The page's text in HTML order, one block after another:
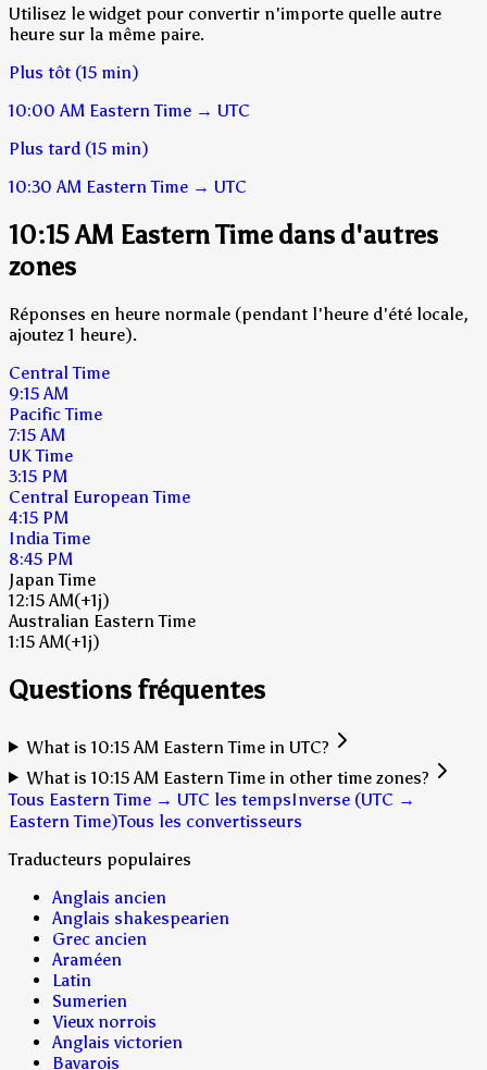
Utilisez le widget pour convertir n'importe quelle autre
heure sur la même paire.
Plus tôt (15 min)
10:00 AM Eastern Time → UTC
Plus tard (15 min)
10:30 AM Eastern Time → UTC
10:15 AM Eastern Time dans d'autres
zones
Réponses en heure normale (pendant l'heure d'été locale,
ajoutez 1 heure).
Central Time
9:15 AM
Pacific Time
7:15 AM
UK Time
3:15 PM
Central European Time
4:15 PM
India Time
8:45 PM
Japan Time
12:15 AM(+1j)
Australian Eastern Time
1:15 AM(+1j)
Questions fréquentes
What is 10:15 AM Eastern Time in UTC?
What is 10:15 AM Eastern Time in other time zones?
Tous Eastern Time → UTC les tempsInverse (UTC →
Eastern Time)Tous les convertisseurs
Traducteurs populaires
Anglais ancien
Anglais shakespearien
Grec ancien
Araméen
Latin
Sumerien
Vieux norrois
Anglais victorien
Bavarois